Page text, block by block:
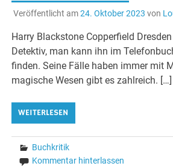
Veröffentlicht am24. Oktober 2023 von
Harry Blackstone Copperfield
Detektiv, man kann ihn im
finden. Seine Fälle haben immer mit
magische Wesen gibt es zahlreich. […]
WEITERLESEN
Buchkritik
Kommentar hinterlassen